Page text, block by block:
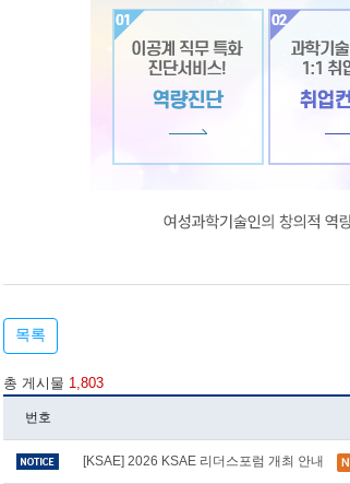
목록
총 게시물 1,803
번호
[KSAE] 2026 KSAE 리더스포럼 개최 안내